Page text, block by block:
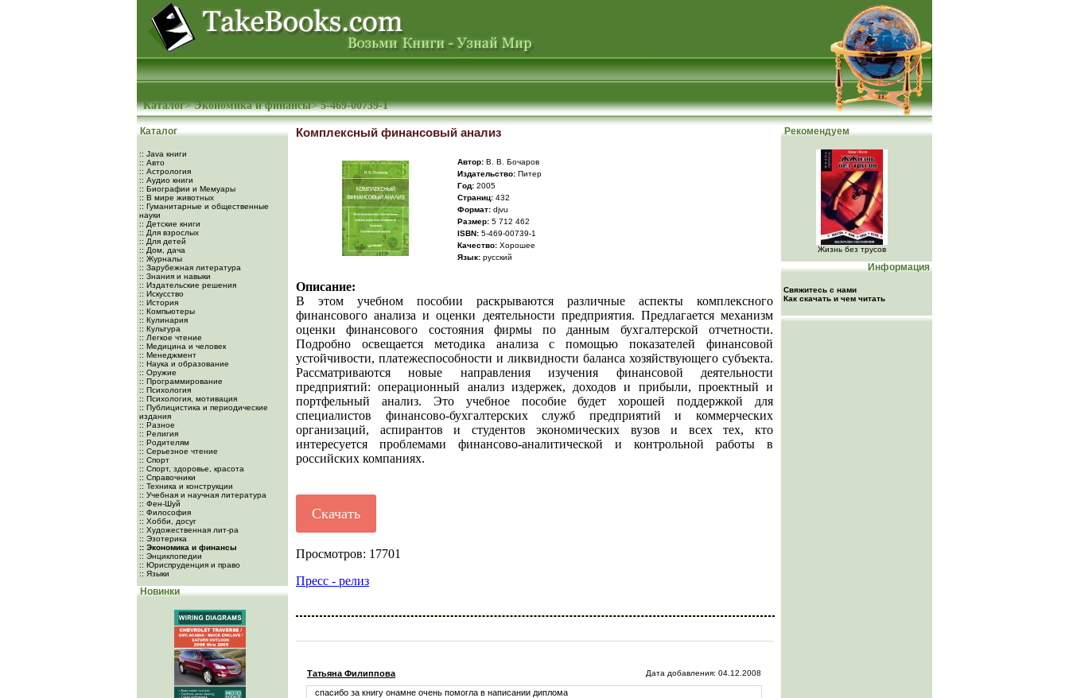
Каталог>Экономика и финансы>5-469-00739-1
Каталог
:: Java книги
:: Авто
:: Астрология
:: Аудио книги
:: Биографии и Мемуары
:: В мире животных
:: Гуманитарные и общественные
науки
:: Детские книги
:: Для взрослых
:: Для детей
:: Дом, дача
:: Журналы
:: Зарубежная литература
:: Знания и навыки
:: Издательские решения
:: Искусство
:: История
:: Компьютеры
:: Кулинария
:: Культура
:: Легкое чтение
:: Медицина и человек
:: Менеджмент
:: Наука и образование
:: Оружие
:: Программирование
:: Психология
:: Психология, мотивация
:: Публицистика и периодические
издания
:: Разное
:: Религия
:: Родителям
:: Серьезное чтение
:: Спорт
:: Спорт, здоровье, красота
:: Справочники
:: Техника и конструкции
:: Учебная и научная литература
:: Фен-Шуй
:: Философия
:: Хобби, досуг
:: Художественная лит-ра
:: Эзотерика
:: Экономика и финансы
:: Энциклопедии
:: Юриспруденция и право
:: Языки
Новинки
Комплексный финансовый анализ
Автор: В. В. Бочаров
Издательство: Питер
Год: 2005
Cтраниц: 432
Формат: djvu
Размер: 5 712 462
ISBN: 5-469-00739-1
Качество: Хорошее
Язык: русский
Описание:
В этом учебном пособии раскрываются различные аспекты комплексного
финансового анализа и оценки деятельности предприятия. Предлагается механизм
оценки финансового состояния фирмы по данным бухгалтерской отчетности.
Подробно освещается методика анализа с помощью показателей финансовой
устойчивости, платежеспособности и ликвидности баланса хозяйствующего субъекта.
Рассматриваются новые направления изучения финансовой деятельности
предприятий: операционный анализ издержек, доходов и прибыли, проектный и
портфельный анализ. Это учебное пособие будет хорошей поддержкой для
специалистов финансово-бухгалтерских служб предприятий и коммерческих
организаций, аспирантов и студентов экономических вузов и всех тех, кто
интересуется проблемами финансово-аналитической и контрольной работы в
российских компаниях.
Скачать
Просмотров: 17701
Пресс - релиз
Татьяна Филиппова Дата добавления: 04.12.2008
спасибо за книгу онамне очень помогла в написании диплома
Рекомендуем
Жизнь без трусов
Информация
Свяжитесь с нами
Как скачать и чем читать